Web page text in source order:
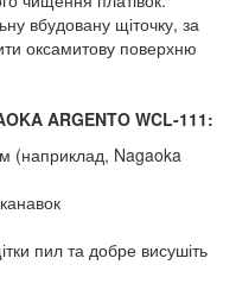
вбудовану щіточку, за
оксамитову поверхню
ARGENTO WCL-111:
(наприклад, Nagaoka
пил та добре висушіть